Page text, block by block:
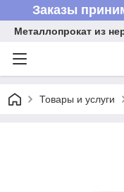
Заказы
Металлопрокат из
Товары и услуги